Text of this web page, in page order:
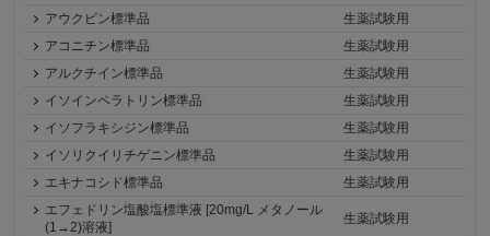
アウクビン標準品
生薬試験用
アコニチン標準品
生薬試験用
アルクチイン標準品
生薬試験用
イソインペラトリン標準品
生薬試験用
イソフラキシジン標準品
生薬試験用
イソリクイリチゲニン標準品
生薬試験用
エキナコシド標準品
生薬試験用
エフェドリン塩酸塩標準液 [20mg/L メタノール
(1→2)溶液]
生薬試験用